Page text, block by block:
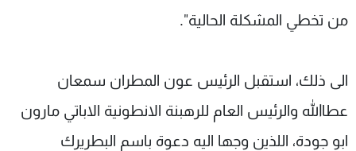
من تخطي المشكلة الحالية".
الى ذلك، استقبل الرئيس عون المطران سمعان
عطاالله والرئيس العام للرهبنة الانطونية الاباتي مارون
ابو جودة، اللذين وجها اليه دعوة باسم البطريرك